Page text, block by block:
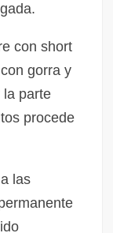
con short
gorra y
la parte
procede
las